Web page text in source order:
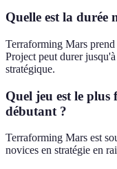
Quelle est la durée
Terraforming Mars
Project peut durer
stratégique.
Quel jeu est le
débutant ?
Terraforming Mars est
novices en stratégie en